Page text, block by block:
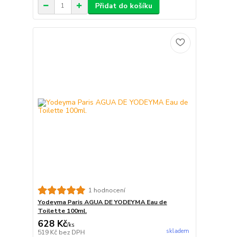
Přidat do košíku
1 hodnocení
Yodeyma Paris AGUA DE YODEYMA Eau de
Toilette 100ml.
628 Kč/ks
519 Kč bez DPH skladem